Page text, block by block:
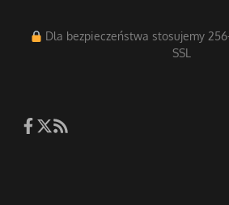
Dla bezpieczeństwa stosujemy
SSL